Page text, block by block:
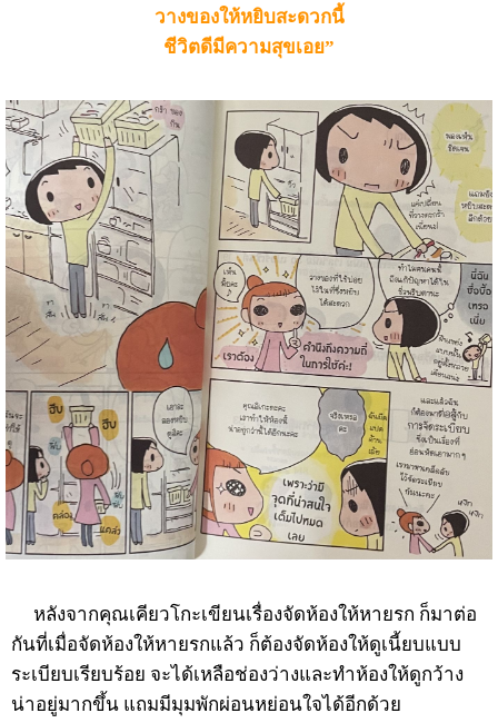
วางของให้หยิบสะดวกนี้
ชีวิตดีมีความสุขเอย”
หลังจากคุณเคียวโกะเขียนเรื่องจัดห้องให้หายรก ก็มาต่อ
กันที่เมื่อจัดห้องให้หายรกแล้ว ก็ต้องจัดห้องให้ดูเนี้ยบแบบ
ระเบียบเรียบร้อย จะได้เหลือช่องว่างและทำห้องให้ดูกว้าง
น่าอยู่มากขึ้น แถมมีมุมพักผ่อนหย่อนใจได้อีกด้วย